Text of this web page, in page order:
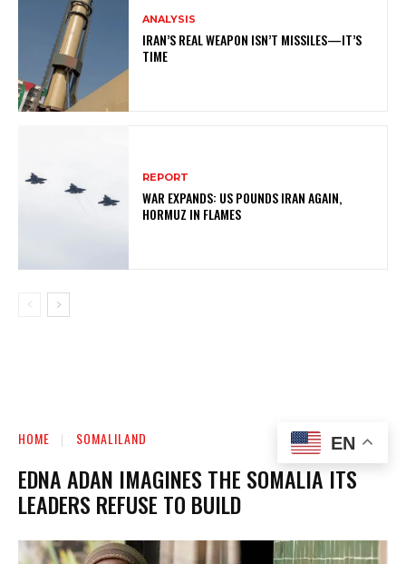
ANALYSIS
IRAN’S REAL WEAPON ISN’T MISSILES—IT’S
TIME
REPORT
WAR EXPANDS: US POUNDS IRAN AGAIN,
HORMUZ IN FLAMES